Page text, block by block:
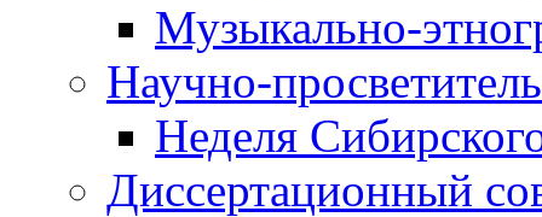
Музыкально-
Научно-
Неделя
Диссертационный